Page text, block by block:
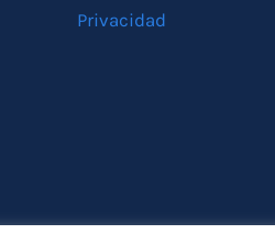
Privacidad